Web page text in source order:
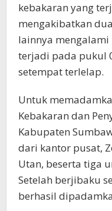
kebakaran yang
mengakibatkan
lainnya mengalami
terjadi pada pukul
setempat terlelap.
Untuk
Kebakaran dan
Kabupaten
dari kantor pusat,
Utan, beserta tiga
Setelah berjibaku
berhasil